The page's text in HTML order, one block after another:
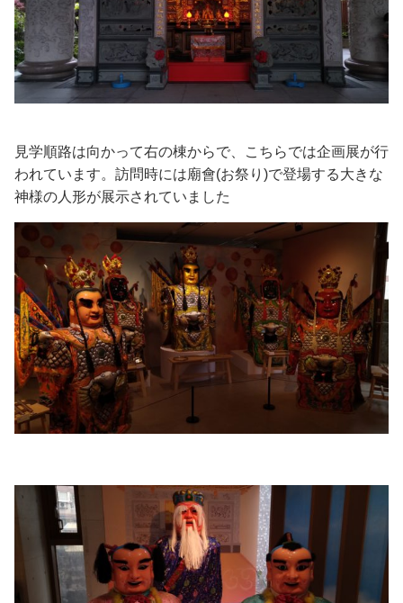
見学順路は向かって右の棟からで、こちらでは企画展が行
われています。訪問時には廟會(お祭り)で登場する大きな
神様の人形が展示されていました